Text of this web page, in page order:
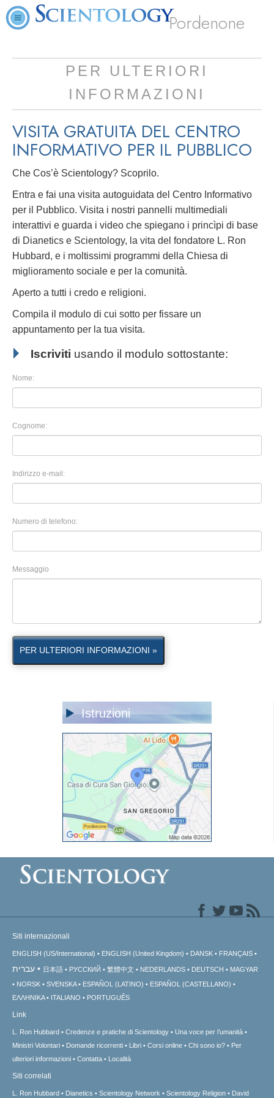
Pordenone
PER ULTERIORI
INFORMAZIONI
VISITA GRATUITA DEL CENTRO
INFORMATIVO PER IL PUBBLICO
Che Cos’è Scientology? Scoprilo.
Entra e fai una visita autoguidata del Centro Informativo
per il Pubblico. Visita i nostri pannelli multimediali
interattivi e guarda i video che spiegano i princìpi di base
di Dianetics e Scientology, la vita del fondatore L. Ron
Hubbard, e i moltissimi programmi della Chiesa di
miglioramento sociale e per la comunità.
Aperto a tutti i credo e religioni.
Compila il modulo di cui sotto per fissare un
appuntamento per la tua visita.
Iscriviti usando il modulo sottostante:
Nome:
Cognome:
Indirizzo e-mail:
Numero di telefono:
Messaggio
PER ULTERIORI INFORMAZIONI »
Istruzioni
Siti internazionali
ENGLISH (US/International) ENGLISH (United Kingdom) DANSK FRANÇAIS
עברית 日本語 РУССКИЙ 繁體中文 NEDERLANDS DEUTSCH
MAGYAR
NORSK
SVENSKA ESPAÑOL (LATINO)
ESPAÑOL (CASTELLANO)
ΕΛΛΗΝΙΚA
ITALIANO PORTUGUÊS
Link
L. Ron Hubbard Credenze e pratiche di Scientology
Una voce per l’umanità
Ministri Volontari
Domande ricorrenti Libri Corsi online Chi sono io?
Per
ulteriori informazioni
Contatta Località
Siti correlati
L. Ron Hubbard Dianetics Scientology Network Scientology Religion David